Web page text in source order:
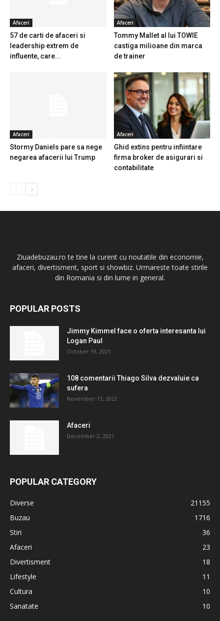
Afaceri
57 de carti de afaceri si
leadership extrem de
influente, care...
Afaceri
Tommy Mallet al lui TOWIE
castiga milioane din marca
de trainer
Afaceri
Stormy Daniels pare sa nege
negarea afacerii lui Trump
Afaceri
Ghid extins pentru infiintare
firma broker de asigurari si
contabilitate
Ziuadebuzau.ro te tine la curent cu noutatile din economie,
afaceri, divertisment, sport si showbiz. Urmareste toate stirile
din Romania si din lume in general.
POPULAR POSTS
Jimmy Kimmel face o oferta interesanta lui
Logan Paul
October 19, 2021
108 comentarii Thiago Silva dezvaluie ca
sufera
November 13, 2022
Afaceri
December 2, 2021
POPULAR CATEGORY
Diverse
21155
Buzau
1716
Stiri
36
Afaceri
23
Divertisment
18
Lifestyle
11
Cultura
10
Sanatate
10